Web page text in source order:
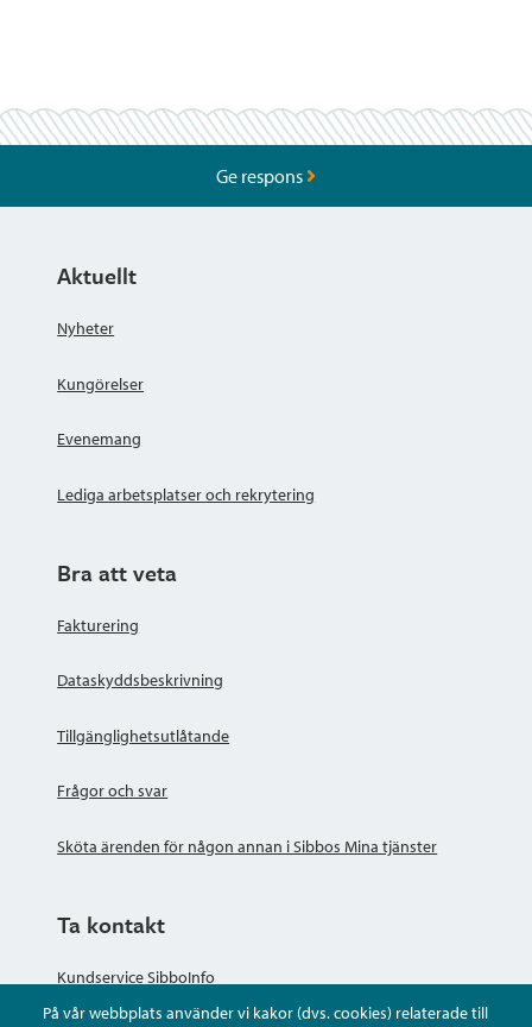
På vår webbplats använder vi kakor (dvs. cookies) relaterade till
Ge respons
Aktuellt
Nyheter
Kungörelser
Evenemang
Lediga arbetsplatser och rekrytering
Bra att veta
Fakturering
Dataskyddsbeskrivning
Tillgänglighetsutlåtande
Frågor och svar
Sköta ärenden för någon annan i Sibbos Mina tjänster
Ta kontakt
Kundservice SibboInfo